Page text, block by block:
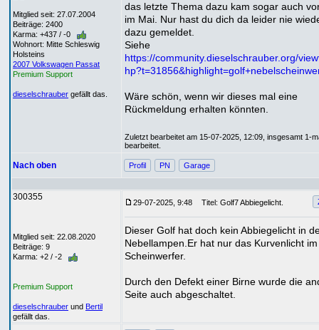
Mitglied seit: 27.07.2004
Beiträge: 2400
Karma: +437 / -0
Wohnort: Mitte Schleswig
Holsteins
2007 Volkswagen Passat
Premium Support
dieselschrauber gefällt das.
das letzte Thema dazu kam sogar auch
im Mai. Nur hast du dich da leider nie
dazu gemeldet.
Siehe
https://community.dieselschrauber.org/
Wäre schön, wenn wir dieses mal eine
Rückmeldung erhalten könnten.
Zuletzt bearbeitet am 15-07-2025, 12:09, insgesamt 1-
bearbeitet.
Nach oben Profil PN Garage
300355
Mitglied seit: 22.08.2020
Beiträge: 9
Karma: +2 / -2
Premium Support
dieselschrauber und Bertil
gefällt das.
29-07-2025, 9:48 Titel: Golf7 Abbiegelicht.
Dieser Golf hat doch kein Abbiegelicht in
Nebellampen.Er hat nur das Kurvenlicht im
Scheinwerfer.
Durch den Defekt einer Birne wurde die
Seite auch abgeschaltet.